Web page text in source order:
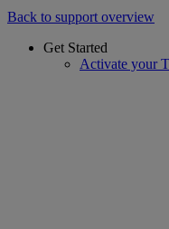
Back to support overview
Get Started
Activate your